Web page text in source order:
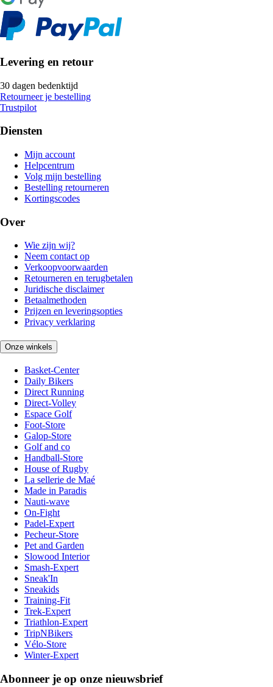
Levering en retour
30 dagen bedenktijd
Retourneer je bestelling
Trustpilot
Diensten
Mijn account
Helpcentrum
Volg mijn bestelling
Bestelling retourneren
Kortingscodes
Over
Wie zijn wij?
Neem contact op
Verkoopvoorwaarden
Retourneren en terugbetalen
Juridische disclaimer
Betaalmethoden
Prijzen en leveringsopties
Privacy verklaring
Onze winkels
Basket-Center
Daily Bikers
Direct Running
Direct-Volley
Espace Golf
Foot-Store
Galop-Store
Golf and co
Handball-Store
House of Rugby
La sellerie de Maé
Made in Paradis
Nauti-wave
On-Fight
Padel-Expert
Pecheur-Store
Pet and Garden
Slowood Interior
Smash-Expert
Sneak'In
Sneakids
Training-Fit
Trek-Expert
Triathlon-Expert
TripNBikers
Vélo-Store
Winter-Expert
Abonneer je op onze nieuwsbrief